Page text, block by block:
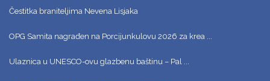
Čestitka braniteljima Nevena Lisjaka
OPG Samita nagrađen na Porcijunkulovu 2026 za krea ...
Ulaznica u UNESCO-ovu glazbenu baštinu – Pal ...